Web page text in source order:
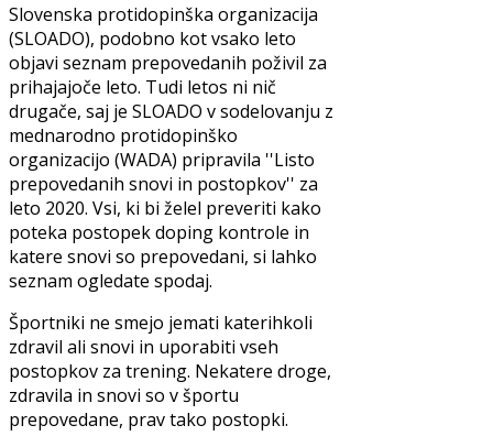
Slovenska protidopinška organizacija
(SLOADO), podobno kot vsako leto
objavi seznam prepovedanih poživil za
prihajajoče leto. Tudi letos ni nič
drugače, saj je SLOADO v sodelovanju z
mednarodno protidopinško
organizacijo (WADA) pripravila ''Listo
prepovedanih snovi in postopkov'' za
leto 2020. Vsi, ki bi želel preveriti kako
poteka postopek doping kontrole in
katere snovi so prepovedani, si lahko
seznam ogledate spodaj.
Športniki ne smejo jemati katerihkoli
zdravil ali snovi in uporabiti vseh
postopkov za trening. Nekatere droge,
zdravila in snovi so v športu
prepovedane, prav tako postopki.